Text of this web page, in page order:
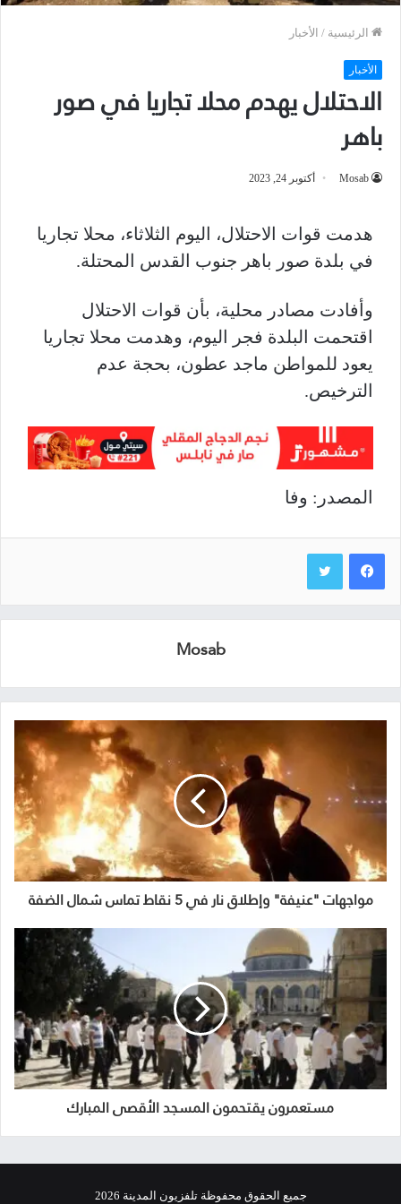
الرئيسية / الأخبار
الأخبار
الاحتلال يهدم محلا تجاريا في صور
باهر
Mosab أكتوبر 24, 2023
هدمت قوات الاحتلال، اليوم الثلاثاء، محلا تجاريا
في بلدة صور باهر جنوب القدس المحتلة.
وأفادت مصادر محلية، بأن قوات الاحتلال
اقتحمت البلدة فجر اليوم، وهدمت محلا تجاريا
يعود للمواطن ماجد عطون، بحجة عدم
الترخيص.
المصدر: وفا
Mosab
مواجهات "عنيفة" وإطلاق نار في 5 نقاط تماس شمال الضفة
مستعمرون يقتحمون المسجد الأقصى المبارك
جميع الحقوق محفوظة تلفزيون المدينة 2026